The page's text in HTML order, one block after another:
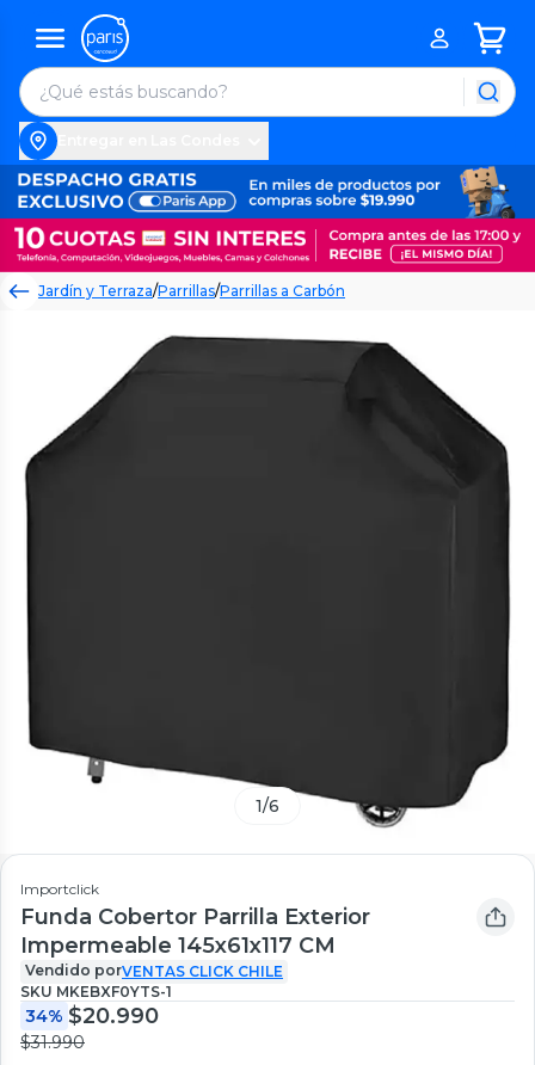
Jardín y Terraza/Parrillas/Parrillas a Carbón
1/6
Importclick
Funda Cobertor Parrilla Exterior
Impermeable 145x61x117 CM
Vendido porVENTAS CLICK CHILE
SKU MKEBXF0YTS-1
34% $20.990
$31.990